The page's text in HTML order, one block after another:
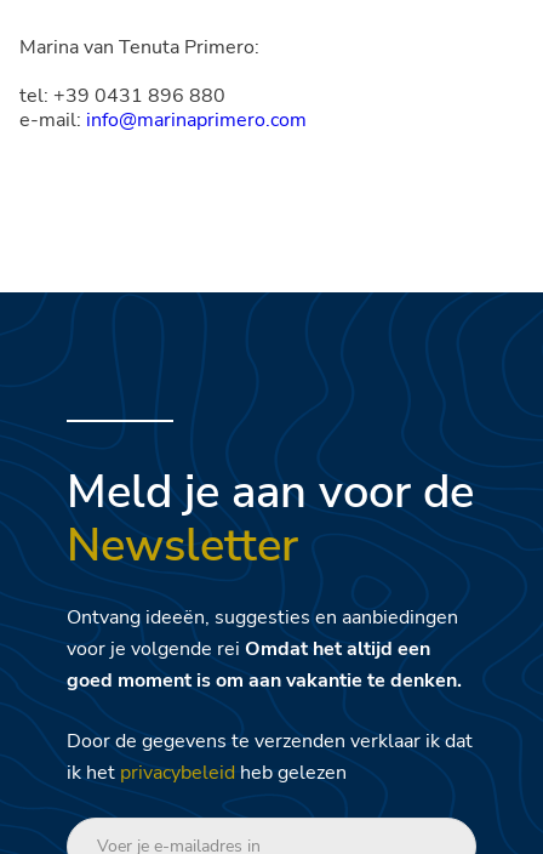
Marina van Tenuta Primero:
tel: +39 0431 896 880
e-mail: info@marinaprimero.com
Meld je aan voor de
Newsletter
Ontvang ideeën, suggesties en aanbiedingen
voor je volgende rei Omdat het altijd een
goed moment is om aan vakantie te denken.
Door de gegevens te verzenden verklaar ik dat
ik het privacybeleid heb gelezen